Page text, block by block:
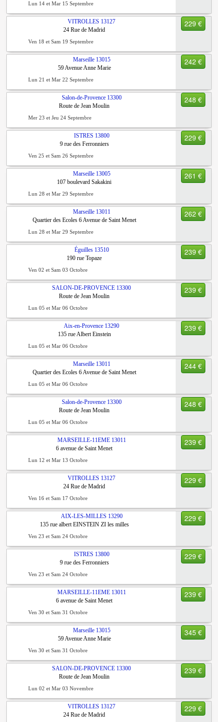
Lun 14 et Mar 15 Septembre
229 €
VITROLLES 13127
24 Rue de Madrid
Ven 18 et Sam 19 Septembre
242 €
Marseille 13015
59 Avenue Anne Marie
Lun 21 et Mar 22 Septembre
248 €
Salon-de-Provence 13300
Route de Jean Moulin
Mer 23 et Jeu 24 Septembre
229 €
ISTRES 13800
9 rue des Ferronniers
Ven 25 et Sam 26 Septembre
261 €
Marseille 13005
107 boulevard Sakakini
Lun 28 et Mar 29 Septembre
262 €
Marseille 13011
Quartier des Ecoles 6 Avenue de Saint Menet
Lun 28 et Mar 29 Septembre
239 €
Éguilles 13510
190 rue Topaze
Ven 02 et Sam 03 Octobre
239 €
SALON-DE-PROVENCE 13300
Route de Jean Moulin
Lun 05 et Mar 06 Octobre
239 €
Aix-en-Provence 13290
135 rue Albert Einstein
Lun 05 et Mar 06 Octobre
244 €
Marseille 13011
Quartier des Ecoles 6 Avenue de Saint Menet
Lun 05 et Mar 06 Octobre
248 €
Salon-de-Provence 13300
Route de Jean Moulin
Lun 05 et Mar 06 Octobre
239 €
MARSEILLE-11EME 13011
6 avenue de Saint Menet
Lun 12 et Mar 13 Octobre
229 €
VITROLLES 13127
24 Rue de Madrid
Ven 16 et Sam 17 Octobre
229 €
AIX-LES-MILLES 13290
135 rue albert EINSTEIN ZI les milles
Ven 23 et Sam 24 Octobre
229 €
ISTRES 13800
9 rue des Ferronniers
Ven 23 et Sam 24 Octobre
239 €
MARSEILLE-11EME 13011
6 avenue de Saint Menet
Ven 30 et Sam 31 Octobre
345 €
Marseille 13015
59 Avenue Anne Marie
Ven 30 et Sam 31 Octobre
239 €
SALON-DE-PROVENCE 13300
Route de Jean Moulin
Lun 02 et Mar 03 Novembre
229 €
VITROLLES 13127
24 Rue de Madrid